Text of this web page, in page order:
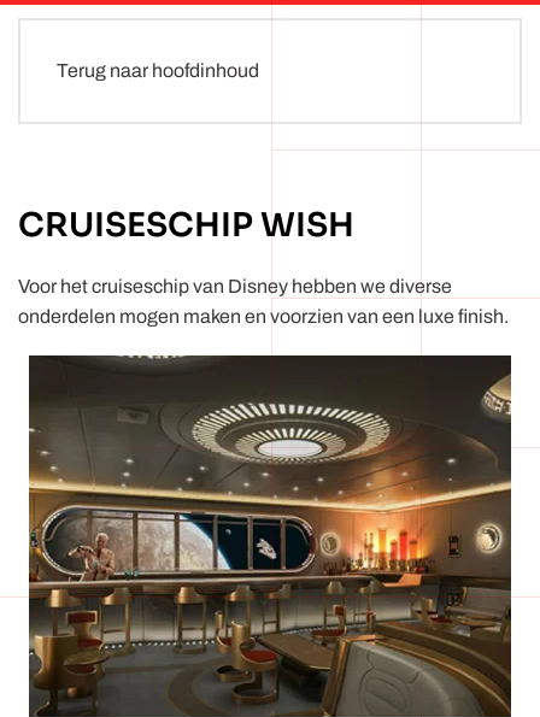
Terug naar hoofdinhoud
CRUISESCHIP WISH
Voor het cruiseschip van Disney hebben we diverse
onderdelen mogen maken en voorzien van een luxe finish.